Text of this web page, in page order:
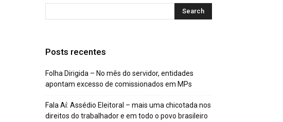
Posts recentes
Folha Dirigida – No mês do servidor, entidades
apontam excesso de comissionados em MPs
Fala Aí: Assédio Eleitoral – mais uma chicotada nos
direitos do trabalhador e em todo o povo brasileiro